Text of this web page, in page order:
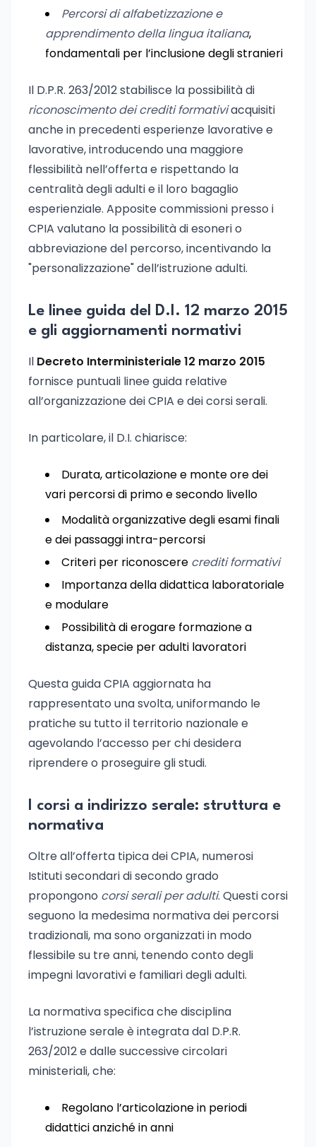
Percorsi di alfabetizzazione e
apprendimento della lingua italiana,
fondamentali per l’inclusione degli stranieri
Il D.P.R. 263/2012 stabilisce la possibilità di
riconoscimento dei crediti formativiacquisiti
anche in precedenti esperienze lavorative e
lavorative, introducendo una maggiore
flessibilità nell’offerta e rispettando la
centralità degli adulti e il loro bagaglio
esperienziale. Apposite commissioni presso i
CPIA valutano la possibilità di esoneri o
abbreviazione del percorso, incentivando la
"personalizzazione" dell’istruzione adulti.
Le linee guida del D.I. 12 marzo 2015
e gli aggiornamenti normativi
Il Decreto Interministeriale 12 marzo 2015
fornisce puntuali linee guida relative
all’organizzazione dei CPIA e dei corsi serali.
In particolare, il D.I. chiarisce:
Durata, articolazione e monte ore dei
vari percorsi di primo e secondo livello
Modalità organizzative degli esami finali
e dei passaggi intra-percorsi
Criteri per riconoscere crediti formativi
Importanza della didattica laboratoriale
e modulare
Possibilità di erogare formazione a
distanza, specie per adulti lavoratori
Questa guida CPIA aggiornata ha
rappresentato una svolta, uniformando le
pratiche su tutto il territorio nazionale e
agevolando l’accesso per chi desidera
riprendere o proseguire gli studi.
I corsi a indirizzo serale: struttura e
normativa
Oltre all’offerta tipica dei CPIA, numerosi
Istituti secondari di secondo grado
propongono corsi serali per adulti. Questi corsi
seguono la medesima normativa dei percorsi
tradizionali, ma sono organizzati in modo
flessibile su tre anni, tenendo conto degli
impegni lavorativi e familiari degli adulti.
La normativa specifica che disciplina
l’istruzione serale è integrata dal D.P.R.
263/2012 e dalle successive circolari
ministeriali, che:
Regolano l’articolazione in periodi
didattici anziché in anni